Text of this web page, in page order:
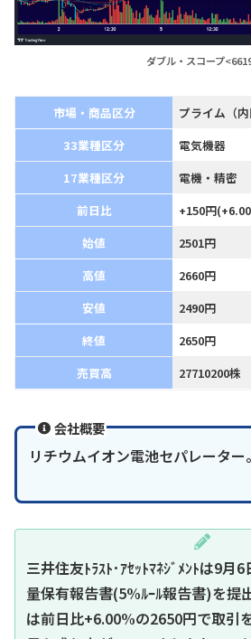
ダブル・スコープ
市場・商品区分
プライム（内
33業種区分
電気機器
17業種区分
電機・精密
前日比
+150円
始値
2501円
高値
2660円
安値
2490円
終値
2650円
売買高
27710200株
会社概要
リチウムイオン電池セパレーター
三井住友ﾄﾗｽﾄ･ｱｾｯﾄﾏﾈｼﾞﾒﾝﾄは9月
量保有報告書(5%ﾙｰﾙ報告書)を提
は前日比+6.00%の2650円で取引